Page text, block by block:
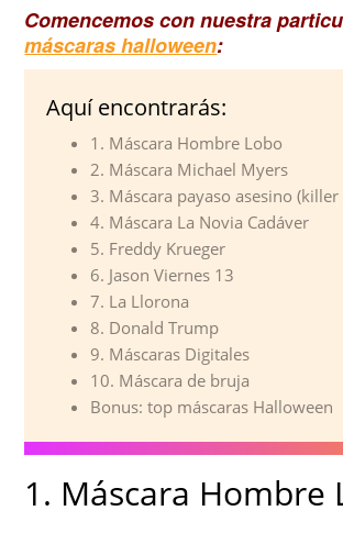
Comencemos con nuestra
máscaras halloween:
Aquí encontrarás:
1. Máscara Hombre Lobo
2. Máscara Michael Myers
3. Máscara payaso asesino
4. Máscara La Novia Cadáver
5. Freddy Krueger
6. Jason Viernes 13
7. La Llorona
8. Donald Trump
9. Máscaras Digitales
10. Máscara de bruja
Bonus: top máscaras Halloween
1. Máscara Hombre